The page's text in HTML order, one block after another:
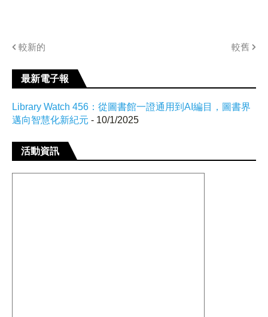
較新的 較舊
最新電子報
Library Watch 456：從圖書館一證通用到AI編目，圖書界
邁向智慧化新紀元 - 10/1/2025
活動資訊